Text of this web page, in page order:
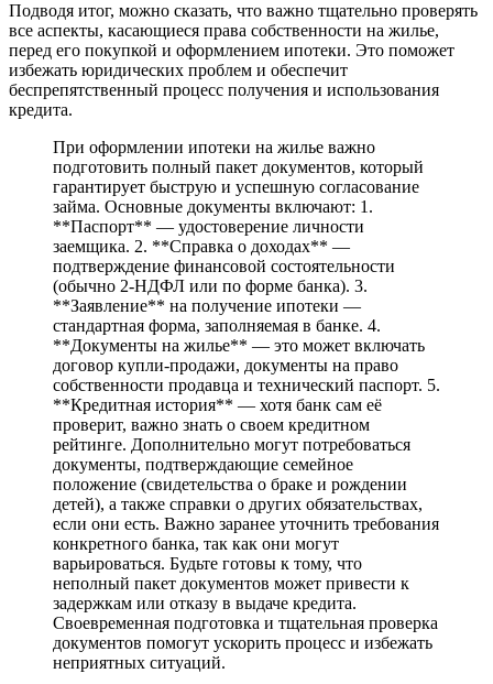
Подводя итог, можно сказать, что важно тщательно проверять
все аспекты, касающиеся права собственности на жилье,
перед его покупкой и оформлением ипотеки. Это поможет
избежать юридических проблем и обеспечит
беспрепятственный процесс получения и использования
кредита.
При оформлении ипотеки на жилье важно
подготовить полный пакет документов, который
гарантирует быструю и успешную согласование
займа. Основные документы включают: 1.
**Паспорт** — удостоверение личности
заемщика. 2. **Справка о доходах** —
подтверждение финансовой состоятельности
(обычно 2-НДФЛ или по форме банка). 3.
**Заявление** на получение ипотеки —
стандартная форма, заполняемая в банке. 4.
**Документы на жилье** — это может включать
договор купли-продажи, документы на право
собственности продавца и технический паспорт. 5.
**Кредитная история** — хотя банк сам её
проверит, важно знать о своем кредитном
рейтинге. Дополнительно могут потребоваться
документы, подтверждающие семейное
положение (свидетельства о браке и рождении
детей), а также справки о других обязательствах,
если они есть. Важно заранее уточнить требования
конкретного банка, так как они могут
варьироваться. Будьте готовы к тому, что
неполный пакет документов может привести к
задержкам или отказу в выдаче кредита.
Своевременная подготовка и тщательная проверка
документов помогут ускорить процесс и избежать
неприятных ситуаций.